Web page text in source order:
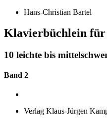
Hans-Christian Bartel
Klavierbüchlein
10 leichte bis
Band 2
Verlag Klaus-Jürgen